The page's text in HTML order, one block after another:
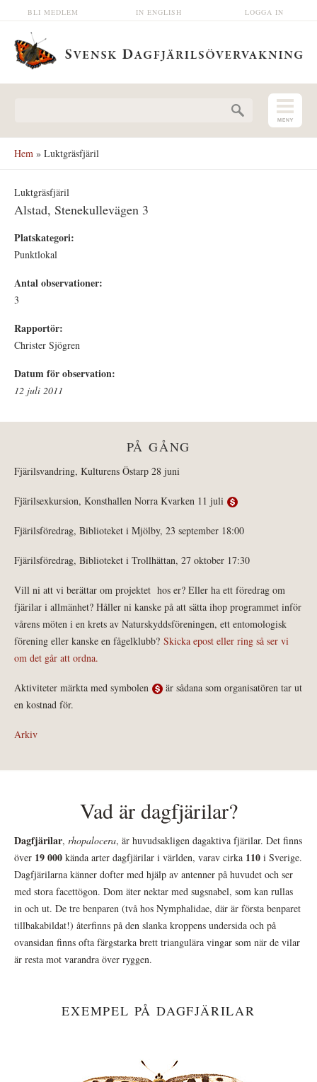
Hoppa till huvudinnehåll LOGGA IN
IN ENGLISH
BLI MEDLEM
Hem » Luktgräsfjäril
Luktgräsfjäril
Alstad, Stenekullevägen 3
Platskategori:
Punktlokal
Antal observationer:
3
Rapportör:
Christer Sjögren
Datum för observation:
12 juli 2011
PÅ GÅNG
Fjärilsvandring, Kulturens Östarp 28 juni
Fjärilsexkursion, Konsthallen Norra Kvarken 11 juli
Fjärilsföredrag, Biblioteket i Mjölby, 23 september 18:00
Fjärilsföredrag, Biblioteket i Trollhättan, 27 oktober 17:30
Vill ni att vi berättar om projektet hos er? Eller ha ett föredrag om
fjärilar i allmänhet? Håller ni kanske på att sätta ihop programmet inför
vårens möten i en krets av Naturskyddsföreningen, ett entomologisk
förening eller kanske en fågelklubb? Skicka epost eller ring så ser vi
om det går att ordna.
Aktiviteter märkta med symbolen
är sådana som organisatören tar ut
en kostnad för.
Arkiv
Vad är dagfjärilar?
Dagfjärilar, rhopalocera, är huvudsakligen dagaktiva fjärilar. Det finns
över 19 000 kända arter dagfjärilar i världen, varav cirka 110 i Sverige.
Dagfjärilarna känner dofter med hjälp av antenner på huvudet och ser
med stora facettögon. Dom äter nektar med sugsnabel, som kan rullas
in och ut. De tre benparen (två hos Nymphalidae, där är första benparet
tillbakabildat!) återfinns på den slanka kroppens undersida och på
ovansidan finns ofta färgstarka brett triangulära vingar som när de vilar
är resta mot varandra över ryggen.
EXEMPEL PÅ DAGFJÄRILAR